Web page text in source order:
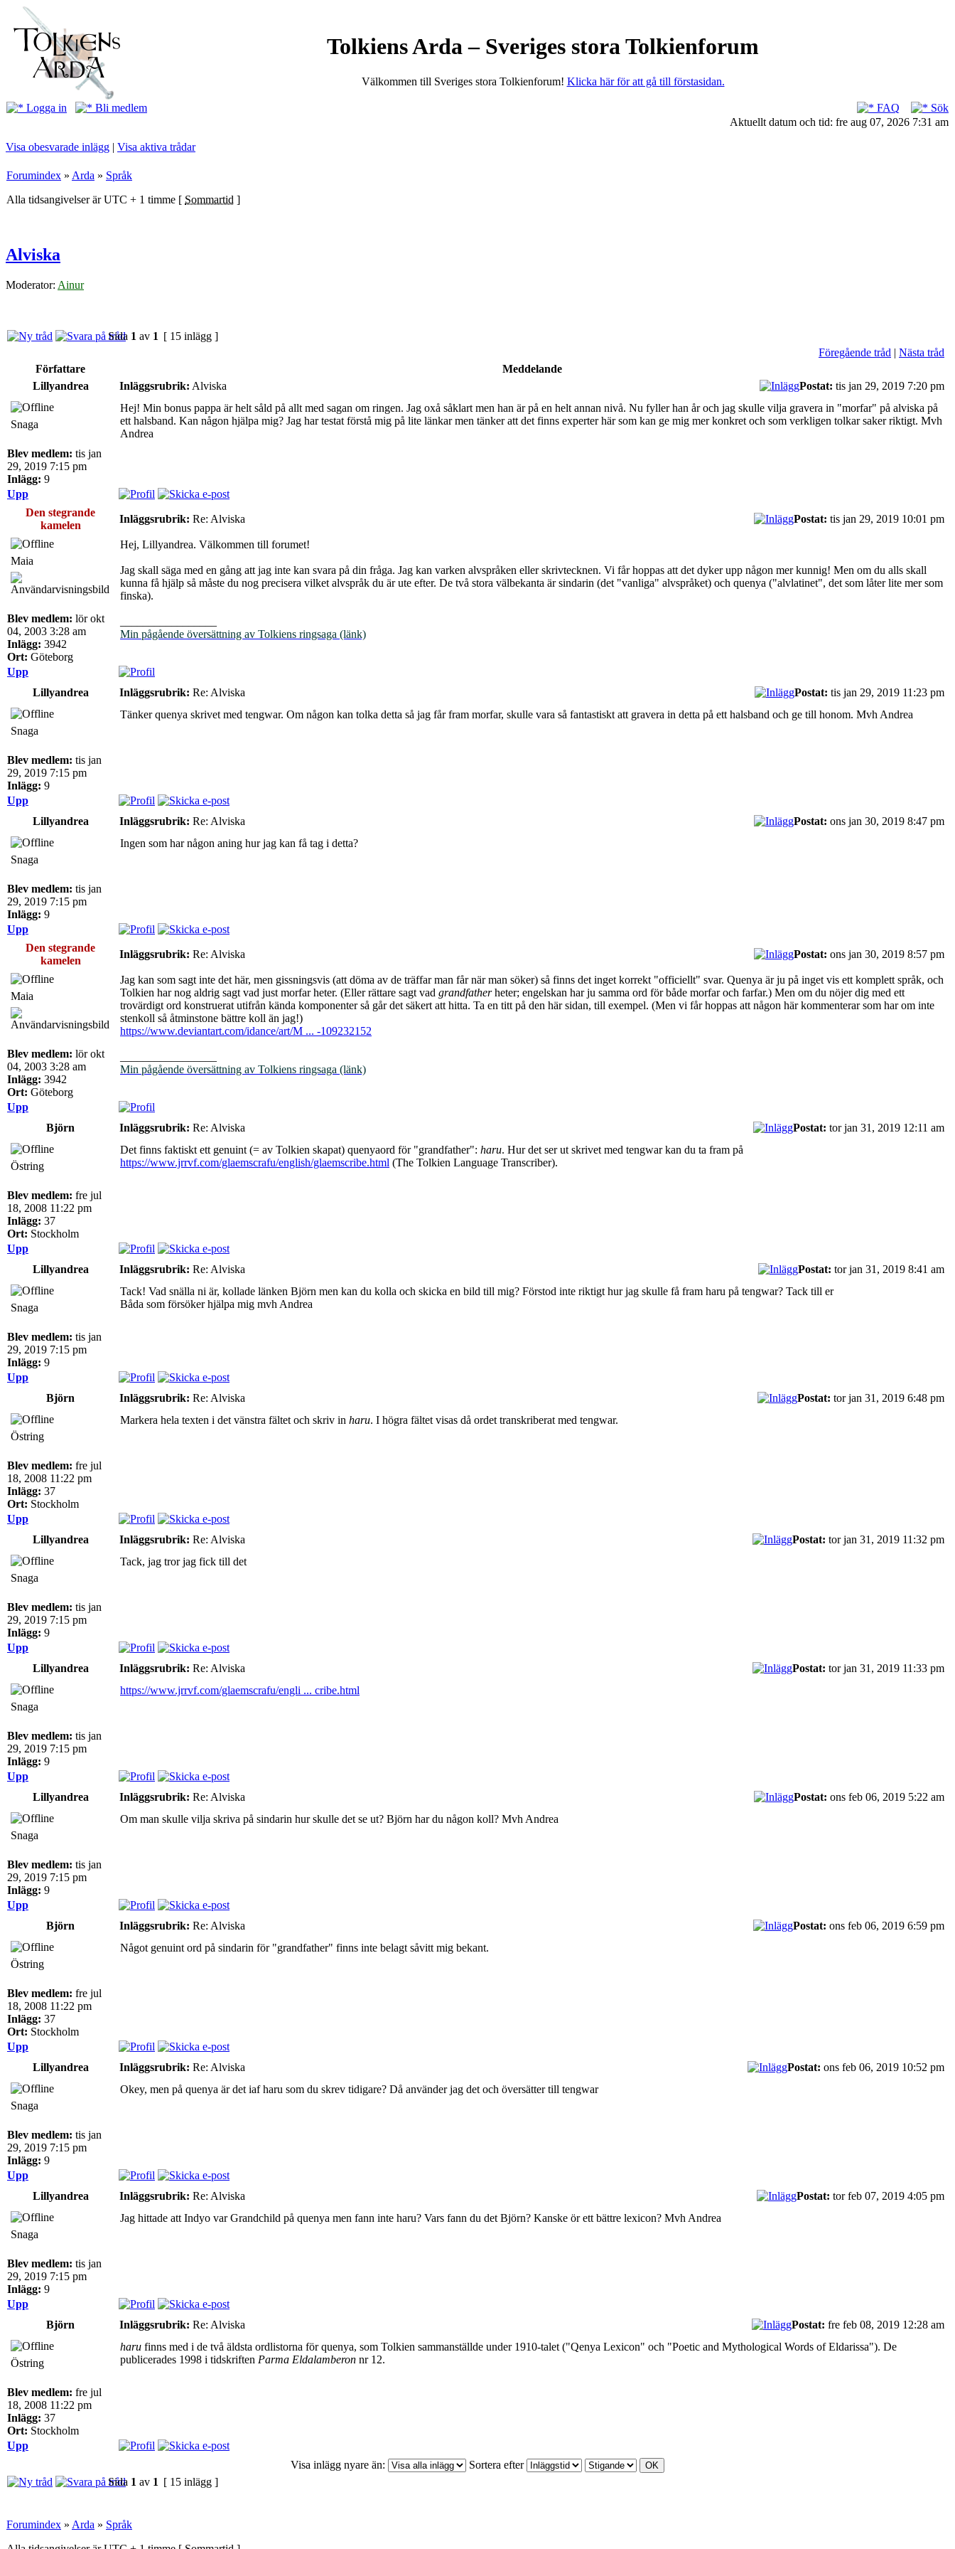
Tolkiens Arda – Sveriges stora Tolkienforum
Välkommen till Sveriges stora Tolkienforum! Klicka här för att gå till förstasidan.
Logga in Bli medlem FAQ
Sök
Aktuellt datum och tid: fre aug 07, 2026 7:31 am
Visa obesvarade inlägg | Visa aktiva trådar
Forumindex » Arda » Språk
Alla tidsangivelser är UTC + 1 timme [ Sommartid ]
Alviska
Moderator: Ainur
Sida 1 av 1 [ 15 inlägg ]
Föregående tråd | Nästa tråd
Författare
Meddelande
Lillyandrea
Inläggsrubrik: Alviska Postat: tis jan 29, 2019 7:20 pm
Snaga
Blev medlem: tis jan
29, 2019 7:15 pm
Inlägg: 9
Hej! Min bonus pappa är helt såld på allt med sagan om ringen. Jag oxå såklart men han är på en helt annan nivå. Nu fyller han år och jag skulle vilja gravera in "morfar" på alviska på
ett halsband. Kan någon hjälpa mig? Jag har testat förstå mig på lite länkar men tänker att det finns experter här som kan ge mig mer konkret och som verkligen tolkar saker riktigt. Mvh
Andrea
Upp
Den stegrande
kamelen
Inläggsrubrik: Re: Alviska Postat: tis jan 29, 2019 10:01 pm
Maia
Blev medlem: lör okt
04, 2003 3:28 am
Inlägg: 3942
Ort: Göteborg
Hej, Lillyandrea. Välkommen till forumet!
Jag skall säga med en gång att jag inte kan svara på din fråga. Jag kan varken alvspråken eller skrivtecknen. Vi får hoppas att det dyker upp någon mer kunnig! Men om du alls skall
kunna få hjälp så måste du nog precisera vilket alvspråk du är ute efter. De två stora välbekanta är sindarin (det "vanliga" alvspråket) och quenya ("alvlatinet", det som låter lite mer som
finska).
Min pågående översättning av Tolkiens ringsaga (länk)
Upp
Lillyandrea
Inläggsrubrik: Re: Alviska Postat: tis jan 29, 2019 11:23 pm
Snaga
Blev medlem: tis jan
29, 2019 7:15 pm
Inlägg: 9
Tänker quenya skrivet med tengwar. Om någon kan tolka detta så jag får fram morfar, skulle vara så fantastiskt att gravera in detta på ett halsband och ge till honom. Mvh Andrea
Upp
Lillyandrea
Inläggsrubrik: Re: Alviska Postat: ons jan 30, 2019 8:47 pm
Snaga
Blev medlem: tis jan
29, 2019 7:15 pm
Inlägg: 9
Ingen som har någon aning hur jag kan få tag i detta?
Upp
Den stegrande
kamelen
Inläggsrubrik: Re: Alviska Postat: ons jan 30, 2019 8:57 pm
Maia
Blev medlem: lör okt
04, 2003 3:28 am
Inlägg: 3942
Ort: Göteborg
Jag kan som sagt inte det här, men gissningsvis (att döma av de träffar man får när man söker) så finns det inget korrekt "officiellt" svar. Quenya är ju på inget vis ett komplett språk, och
Tolkien har nog aldrig sagt vad just morfar heter. (Eller rättare sagt vad grandfatherheter; engelskan har ju samma ord för både morfar och farfar.) Men om du nöjer dig med ett
trovärdigt ord konstruerat utifrån kända komponenter så går det säkert att hitta. Ta en titt på den här sidan, till exempel. (Men vi får hoppas att någon här kommenterar som har om inte
stenkoll så åtminstone bättre koll än jag!)
https://www.deviantart.com/idance/art/M ... -109232152
Min pågående översättning av Tolkiens ringsaga (länk)
Upp
Björn
Inläggsrubrik: Re: Alviska Postat: tor jan 31, 2019 12:11 am
Östring
Blev medlem: fre jul
18, 2008 11:22 pm
Inlägg: 37
Ort: Stockholm
Det finns faktiskt ett genuint (= av Tolkien skapat) quenyaord för "grandfather": haru. Hur det ser ut skrivet med tengwar kan du ta fram på
https://www.jrrvf.com/glaemscrafu/english/glaemscribe.html (The Tolkien Language Transcriber).
Upp
Lillyandrea
Inläggsrubrik: Re: Alviska Postat: tor jan 31, 2019 8:41 am
Snaga
Blev medlem: tis jan
29, 2019 7:15 pm
Inlägg: 9
Tack! Vad snälla ni är, kollade länken Björn men kan du kolla och skicka en bild till mig? Förstod inte riktigt hur jag skulle få fram haru på tengwar? Tack till er
Båda som försöker hjälpa mig mvh Andrea
Upp
Björn
Inläggsrubrik: Re: Alviska Postat: tor jan 31, 2019 6:48 pm
Östring
Blev medlem: fre jul
18, 2008 11:22 pm
Inlägg: 37
Ort: Stockholm
Markera hela texten i det vänstra fältet och skriv in haru. I högra fältet visas då ordet transkriberat med tengwar.
Upp
Lillyandrea
Inläggsrubrik: Re: Alviska Postat: tor jan 31, 2019 11:32 pm
Snaga
Blev medlem: tis jan
29, 2019 7:15 pm
Inlägg: 9
Tack, jag tror jag fick till det
Upp
Lillyandrea
Inläggsrubrik: Re: Alviska Postat: tor jan 31, 2019 11:33 pm
Snaga
Blev medlem: tis jan
29, 2019 7:15 pm
Inlägg: 9
https://www.jrrvf.com/glaemscrafu/engli ... cribe.html
Upp
Lillyandrea
Inläggsrubrik: Re: Alviska Postat: ons feb 06, 2019 5:22 am
Snaga
Blev medlem: tis jan
29, 2019 7:15 pm
Inlägg: 9
Om man skulle vilja skriva på sindarin hur skulle det se ut? Björn har du någon koll? Mvh Andrea
Upp
Björn
Inläggsrubrik: Re: Alviska Postat: ons feb 06, 2019 6:59 pm
Östring
Blev medlem: fre jul
18, 2008 11:22 pm
Inlägg: 37
Ort: Stockholm
Något genuint ord på sindarin för "grandfather" finns inte belagt såvitt mig bekant.
Upp
Lillyandrea
Inläggsrubrik: Re: Alviska Postat: ons feb 06, 2019 10:52 pm
Snaga
Blev medlem: tis jan
29, 2019 7:15 pm
Inlägg: 9
Okey, men på quenya är det iaf haru som du skrev tidigare? Då använder jag det och översätter till tengwar
Upp
Lillyandrea
Inläggsrubrik: Re: Alviska Postat: tor feb 07, 2019 4:05 pm
Snaga
Blev medlem: tis jan
29, 2019 7:15 pm
Inlägg: 9
Jag hittade att Indyo var Grandchild på quenya men fann inte haru? Vars fann du det Björn? Kanske ör ett bättre lexicon? Mvh Andrea
Upp
Björn
Inläggsrubrik: Re: Alviska Postat: fre feb 08, 2019 12:28 am
Östring
Blev medlem: fre jul
18, 2008 11:22 pm
Inlägg: 37
Ort: Stockholm
haru finns med i de två äldsta ordlistorna för quenya, som Tolkien sammanställde under 1910-talet ("Qenya Lexicon" och "Poetic and Mythological Words of Eldarissa"). De
publicerades 1998 i tidskriften Parma Eldalamberon nr 12.
Upp
Visa inlägg nyare än:
Sortera efter
Sida 1 av 1 [ 15 inlägg ]
Forumindex » Arda » Språk